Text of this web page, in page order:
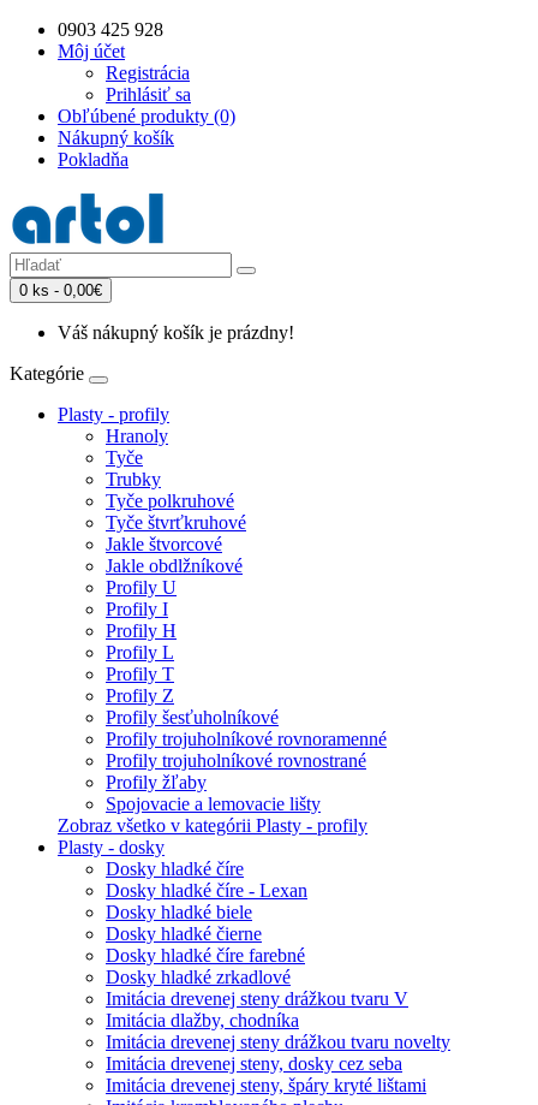
0903 425 928
Môj účet
Registrácia
Prihlásiť sa
Obľúbené produkty (0)
Nákupný košík
Pokladňa
0 ks - 0,00€
Váš nákupný košík je prázdny!
Kategórie
Plasty - profily
Hranoly
Tyče
Trubky
Tyče polkruhové
Tyče štvrťkruhové
Jakle štvorcové
Jakle obdlžníkové
Profily U
Profily I
Profily H
Profily L
Profily T
Profily Z
Profily šesťuholníkové
Profily trojuholníkové rovnoramenné
Profily trojuholníkové rovnostrané
Profily žľaby
Spojovacie a lemovacie lišty
Zobraz všetko v kategórii Plasty - profily
Plasty - dosky
Dosky hladké číre
Dosky hladké číre - Lexan
Dosky hladké biele
Dosky hladké čierne
Dosky hladké číre farebné
Dosky hladké zrkadlové
Imitácia drevenej steny drážkou tvaru V
Imitácia dlažby, chodníka
Imitácia drevenej steny drážkou tvaru novelty
Imitácia drevenej steny, dosky cez seba
Imitácia drevenej steny, špáry kryté lištami